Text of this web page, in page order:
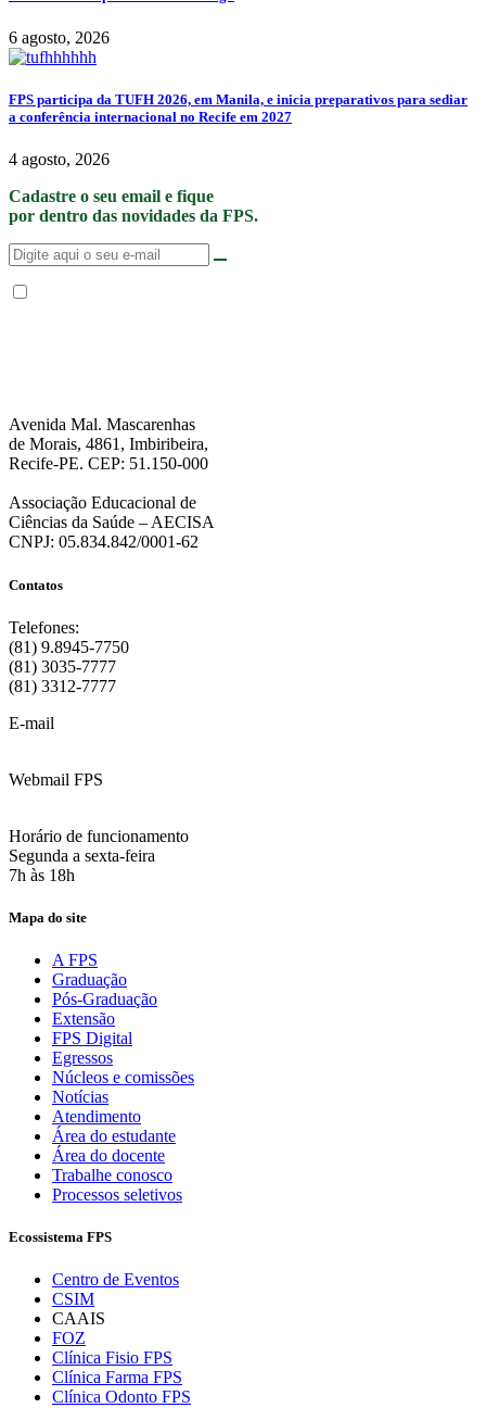
6 agosto, 2026
FPS participa da TUFH 2026, em Manila, e inicia preparativos para sediar
a conferência internacional no Recife em 2027
4 agosto, 2026
Cadastre o seu email e fique
por dentro das novidades da FPS.
Avenida Mal. Mascarenhas
de Morais, 4861, Imbiribeira,
Recife-PE. CEP: 51.150-000
Associação Educacional de
Ciências da Saúde – AECISA
CNPJ: 05.834.842/0001-62
Contatos
Telefones:
(81) 9.8945-7750
(81) 3035-7777
(81) 3312-7777
E-mail
Webmail FPS
Horário de funcionamento
Segunda a sexta-feira
7h às 18h
Mapa do site
A FPS
Graduação
Pós-Graduação
Extensão
FPS Digital
Egressos
Núcleos e comissões
Notícias
Atendimento
Área do estudante
Área do docente
Trabalhe conosco
Processos seletivos
Ecossistema FPS
Centro de Eventos
CSIM
CAAIS
FOZ
Clínica Fisio FPS
Clínica Farma FPS
Clínica Odonto FPS